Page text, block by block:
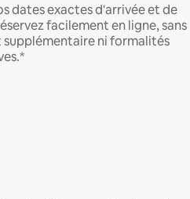
dates exactes d'arrivée et de
facilement en ligne, sans
ni formalités